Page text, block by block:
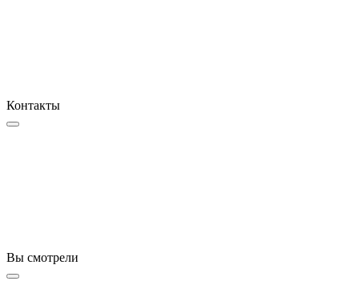
Контакты
Вы смотрели